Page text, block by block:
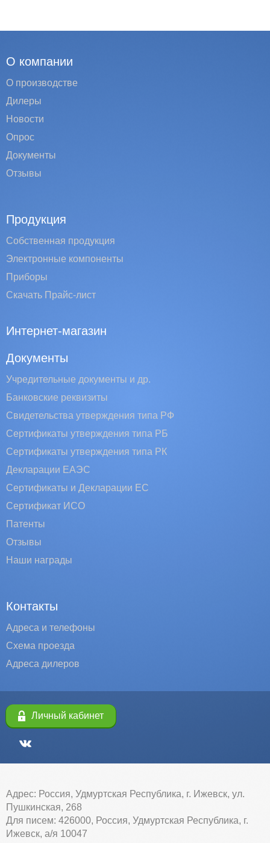
О компании
О производстве
Дилеры
Новости
Опрос
Документы
Отзывы
Продукция
Собственная продукция
Электронные компоненты
Приборы
Скачать Прайс-лист
Интернет-магазин
Документы
Учредительные документы и др.
Банковские реквизиты
Свидетельства утверждения типа РФ
Сертификаты утверждения типа РБ
Сертификаты утверждения типа РК
Декларации ЕАЭС
Сертификаты и Декларации EC
Сертификат ИСО
Патенты
Отзывы
Наши награды
Контакты
Адреса и телефоны
Схема проезда
Адреса дилеров
Личный кабинет
Адрес: Россия, Удмуртская Республика, г. Ижевск, ул.
Пушкинская, 268
Для писем: 426000, Россия, Удмуртская Республика, г.
Ижевск, а/я 10047